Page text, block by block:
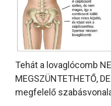
Tehát a lovaglócomb
MEGSZÜNTETHETŐ,
megfelelő